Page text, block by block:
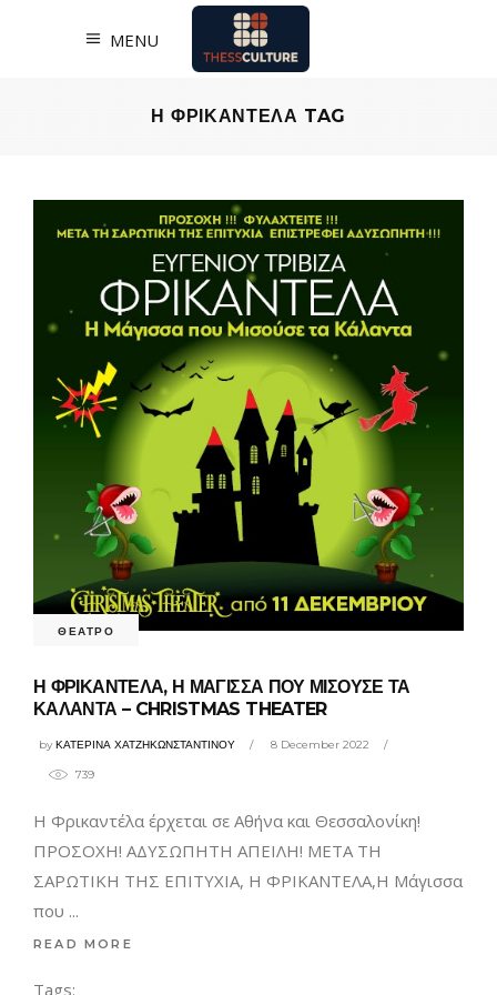
MENU
Η ΦΡΙΚΑΝΤΕΛΑ TAG
ΘΕΑΤΡΟ
Η ΦΡΙΚΑΝΤΕΛΑ, Η ΜΑΓΙΣΣΑ ΠΟΥ ΜΙΣΟΥΣΕ ΤΑ
ΚΑΛΑΝΤΑ – CHRISTMAS THEATER
byΚΑΤΕΡΙΝΑ ΧΑΤΖΗΚΩΝΣΤΑΝΤΙΝΟΥ 8 December 2022
739
Η Φρικαντέλα έρχεται σε Αθήνα και Θεσσαλονίκη!
ΠΡΟΣΟΧΗ! ΑΔΥΣΩΠΗΤΗ ΑΠΕΙΛΗ! ΜΕΤΑ ΤΗ
ΣΑΡΩΤΙΚΗ ΤΗΣ ΕΠΙΤΥΧΙΑ, Η ΦΡΙΚΑΝΤΕΛΑ,Η Μάγισσα
που
READ MORE
Tags: